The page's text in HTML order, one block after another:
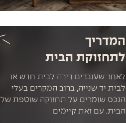
המדריך
לתחזוקת הבית
לאחר שעוברים דירה לבית חדש או
לבית יד שנייה, ברוב המקרים בעלי
הנכס שומרים על תחזוקה שוטפת של
הבית. עם זאת קיימים